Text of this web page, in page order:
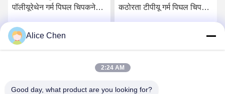
पॉलीयूरेथेन गर्म पिघल चिपकने
कठोरता टीपीयू गर्म पिघल चिपकने
Alice Chen
2:24 AM
Good day, what product are you looking for?